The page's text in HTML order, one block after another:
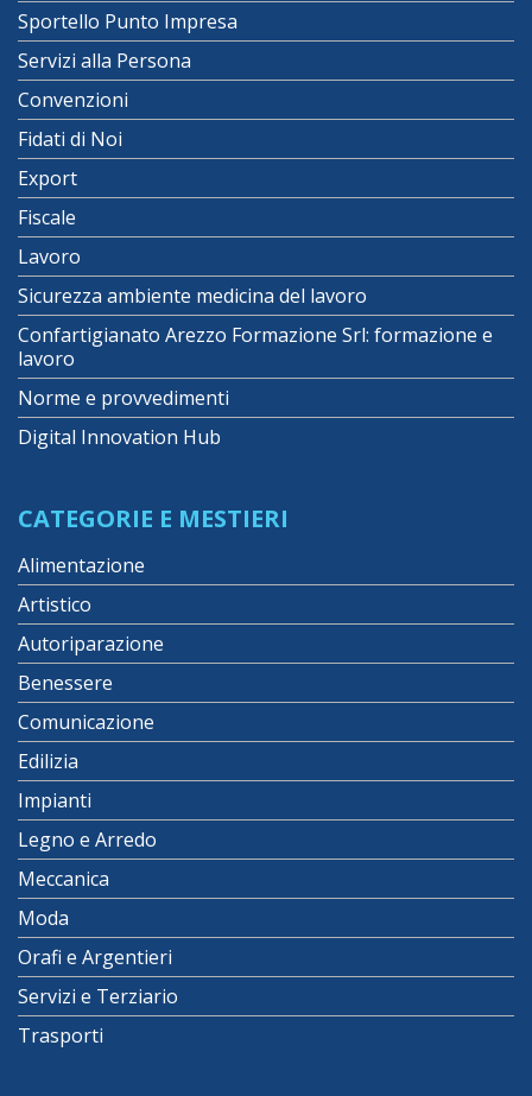
Sportello Punto Impresa
Servizi alla Persona
Convenzioni
Fidati di Noi
Export
Fiscale
Lavoro
Sicurezza ambiente medicina del lavoro
Confartigianato Arezzo Formazione Srl: formazione e
lavoro
Norme e provvedimenti
Digital Innovation Hub
CATEGORIE E MESTIERI
Alimentazione
Artistico
Autoriparazione
Benessere
Comunicazione
Edilizia
Impianti
Legno e Arredo
Meccanica
Moda
Orafi e Argentieri
Servizi e Terziario
Trasporti